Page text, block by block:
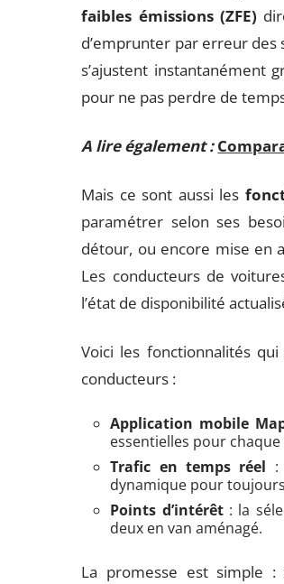
faibles émissions (ZFE)
d’emprunter par erreur
s’ajustent instantanément
pour ne pas perdre de
A lire également :
Mais ce sont aussi les
paramétrer selon ses
détour, ou encore mise en
Les conducteurs de
l’état de disponibilité
Voici les fonctionnalités
conducteurs :
Application mobile
essentielles pour
Trafic en temps réel :
dynamique pour
Points d’intérêt: la
deux en van aménagé.
La promesse est simple :